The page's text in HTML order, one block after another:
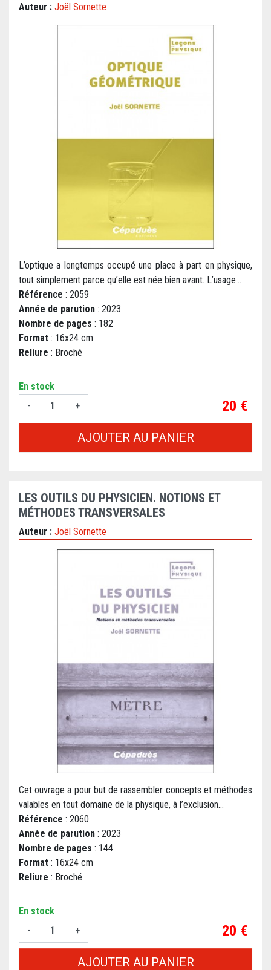
Auteur : Joël Sornette
L’optique a longtemps occupé une place à part en physique,
tout simplement parce qu’elle est née bien avant. L’usage...
Référence : 2059
Année de parution : 2023
Nombre de pages : 182
Format : 16x24 cm
Reliure : Broché
En stock
-
+ Prix
20 €
AJOUTER AU PANIER
LES OUTILS DU PHYSICIEN. NOTIONS ET
MÉTHODES TRANSVERSALES
Auteur : Joël Sornette
Cet ouvrage a pour but de rassembler concepts et méthodes
valables en tout domaine de la physique, à l’exclusion...
Référence : 2060
Année de parution : 2023
Nombre de pages : 144
Format : 16x24 cm
Reliure : Broché
En stock
-
+ Prix
20 €
AJOUTER AU PANIER